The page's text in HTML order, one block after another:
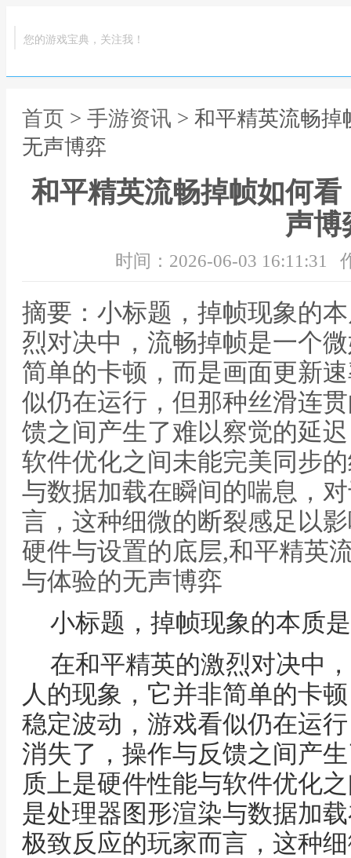
您的游戏宝典，关注我！
首页 > 手游资讯 > 和平精英流畅
无声博弈
和平精英流畅掉帧如何
声博
时间：2026-06-03 16:11:31
摘要：小标题，掉帧现象的
烈对决中，流畅掉帧是一个
简单的卡顿，而是画面更新
似仍在运行，但那种丝滑连
馈之间产生了难以察觉的延
软件优化之间未能完美同步
与数据加载在瞬间的喘息，
言，这种细微的断裂感足以
硬件与设置的底层,和平精英
与体验的无声博弈
小标题，掉帧现象的本质
在和平精英的激烈对决中
人的现象，它并非简单的卡
稳定波动，游戏看似仍在运
消失了，操作与反馈之间产
质上是硬件性能与软件优化
是处理器图形渲染与数据加
极致反应的玩家而言，这种